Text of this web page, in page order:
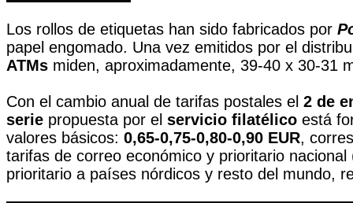
Los rollos de etiquetas han sido fabricados por
papel engomado. Una vez emitidos por el
ATMs miden, aproximadamente, 39-40 x 30-31
Con el cambio anual de tarifas postales el 2 de
serie propuesta por el servicio filatélico está
valores básicos: 0,65-0,75-0,80-0,90 EUR,
tarifas de correo económico y prioritario
prioritario a países nórdicos y resto del mundo,